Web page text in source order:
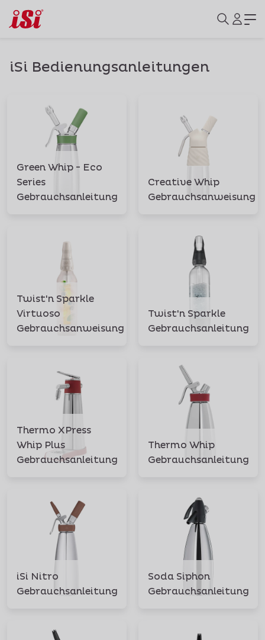
iSi Bedienungsanleitungen
Green Whip - Eco
Series
Gebrauchsanleitung
Creative Whip
Gebrauchsanweisung
Twist'n Sparkle
Virtuoso
Gebrauchsanweisung
Twist'n Sparkle
Gebrauchsanleitung
Thermo XPress
Whip Plus
Gebrauchsanleitung
Thermo Whip
Gebrauchsanleitung
iSi Nitro
Gebrauchsanleitung
Soda Siphon
Gebrauchsanleitung